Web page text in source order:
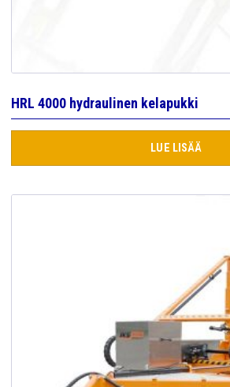
HRL 4000 hydraulinen kelapukki
LUE LISÄÄ